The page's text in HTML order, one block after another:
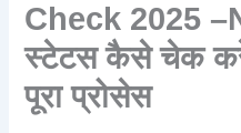
Check 2025
स्टेटस कैसे चेक
पूरा प्रोसेस